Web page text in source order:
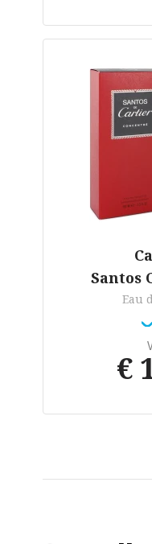
Santos
Eau
€